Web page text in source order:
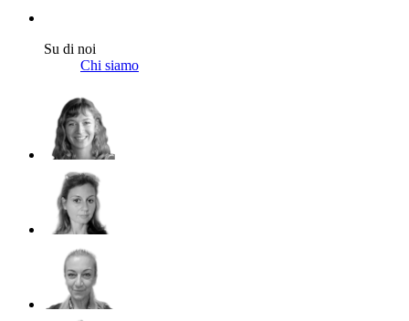
Su di noi
Chi siamo